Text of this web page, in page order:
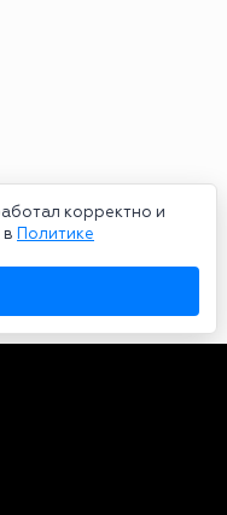
корректно и
Политике